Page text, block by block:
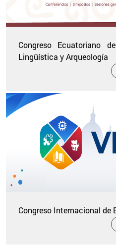
Congreso Ecuatoriano
Lingüística y Arqueología
Congreso Internacional de